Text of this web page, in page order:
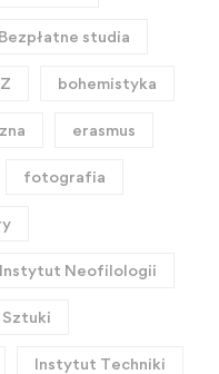
Bezpłatne studia
bohemistyka
erasmus
fotografia
Instytut Neofilologii
Instytut Techniki